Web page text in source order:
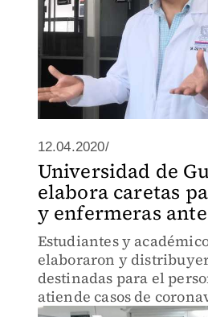
12.04.2020/
Universidad de
elabora caretas
y enfermeras
Estudiantes y
elaboraron y
destinadas para el
atiende casos de